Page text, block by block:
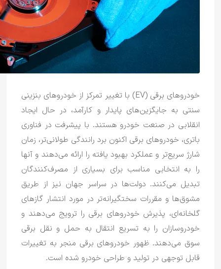
خودروهای برقی (EV) با تغییر تمرکز از خودروهای بنزینی
سنتی به جایگزین‌های پایدار و کارآمد، در حال ایجاد
انقلابی در صنعت خودرو هستند. با پیشرفت در فناوری
باتری، خودروهای برقی اکنون برد رانندگی طولانی‌تر، زمان
شارژ سریع‌تر و عملکرد بهبود یافته را ارائه می‌دهند و آنها
را به انتخابی مناسب برای بسیاری از مصرف‌کنندگان
تبدیل می‌کنند. دولت‌ها در سراسر جهان نیز از طریق
مشوق‌ها و مقررات سختگیرانه‌تر در مورد انتشار گازهای
گلخانه‌ای، پذیرش خودروهای برقی را ترویج می‌دهند و
خودروسازان را به تسریع انتقال به حمل و نقل برقی
سوق می‌دهند. ظهور خودروهای برقی منجر به تغییرات
قابل توجهی در تولید و طراحی خودرو شده است.